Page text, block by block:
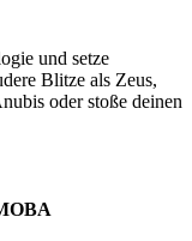
und setze
Blitze als Zeus,
oder stoße deinen